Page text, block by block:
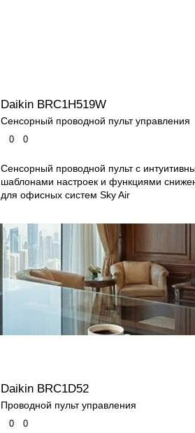
Daikin BRC1H519W
Сенсорный проводной пульт управления
0 0
Сенсорный проводной пульт с
шаблонами настроек и функциями
для офисных систем Sky Air
Daikin BRC1D52
Проводной пульт управления
0 0